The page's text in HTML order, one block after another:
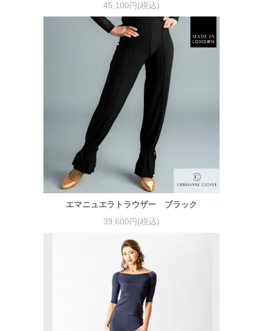
45,100円(税込)
エマニュエラトラウザー ブラック
39,600円(税込)